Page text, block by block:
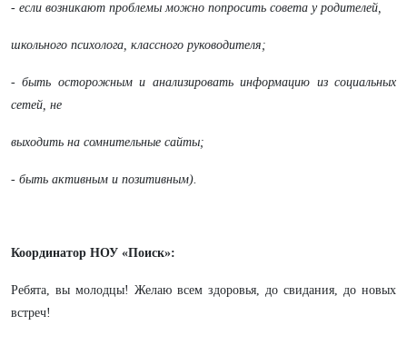
- если возникают проблемы можно попросить совета у родителей,
школьного психолога, классного руководителя;
- быть осторожным и анализировать информацию из социальных
сетей, не
выходить на сомнительные сайты;
- быть активным и позитивным).
Координатор НОУ «Поиск»:
Ребята, вы молодцы! Желаю всем здоровья, до свидания, до новых
встреч!